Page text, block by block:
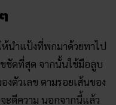
ห้นำแป้งที่พกมาด้วยทาไป
ชัดที่สุด จากนั้นใช้มือลูบ
ตัวเลข ตามรอยเส้นของ
ะตีความ นอกจากนี้แล้ว